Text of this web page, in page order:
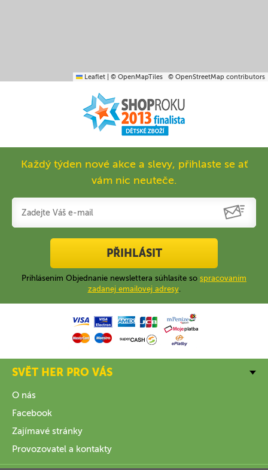
Leaflet © OpenMapTiles © OpenStreetMap contributors
Každý týden nové akce a slevy, přihlaste se ať
vám nic neuteče.
PŘIHLÁSIT
Prihlásením Objednanie newslettera súhlasíte so spracovaním
zadanej emailovej adresy.
SVĚT HER PRO VÁS
O nás
Facebook
Zajímavé stránky
Provozovatel a kontakty